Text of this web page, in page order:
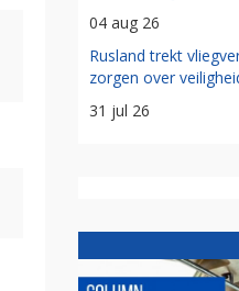
04 aug 26
Rusland trekt
zorgen over
31 jul 26